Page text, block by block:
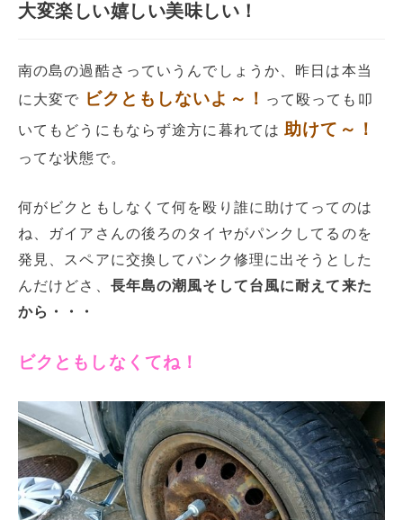
大変楽しい嬉しい美味しい！
南の島の過酷さっていうんでしょうか、昨日は本当
に大変で
ビクともしないよ～！ って殴っても叩
いてもどうにもならず途方に暮れては助けて～！
ってな状態で。
何がビクともしなくて何を殴り誰に助けてってのは
ね、ガイアさんの後ろのタイヤがパンクしてるのを
発見、スペアに交換してパンク修理に出そうとした
んだけどさ、 長年島の潮風そして台風に耐えて来た
から・・・
ビクともしなくてね！